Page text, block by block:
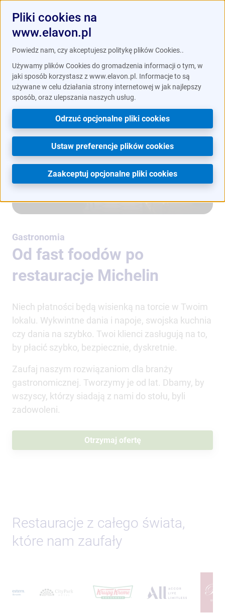
Branże / Gastronomia
Gastronomia
Od fast foodów po
restauracje Michelin
Niech płatności będą wisienką na torcie w Twoim
lokalu. Wykwintne dania i napoje, swojska kuchnia
czy dania na szybko. Twoi klienci zasługują na to,
by płacić szybko, bezpiecznie, dyskretnie.
Zaufaj naszym rozwiązaniom dla branży
gastronomicznej. Tworzymy je od lat. Dbamy, by
wszyscy, którzy siadają z nami do stołu, byli
zadowoleni.
Otrzymaj ofertę
Restauracje z całego świata,
które nam zaufały
Pliki cookies na
www.elavon.pl
Powiedz nam, czy akceptujesz politykę plików Cookies..
Używamy plików Cookies do gromadzenia informacji o tym, w
jaki sposób korzystasz z www.elavon.pl. Informacje to są
używane w celu działania strony internetowej w jak najlepszy
sposób, oraz ulepszania naszych usług.
Zaakceptuj opcjonalne pliki cookies
Ustaw preferencje plików cookies
Odrzuć opcjonalne pliki cookies